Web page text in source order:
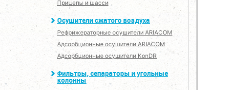
Прицепы и шасси
Осушители сжатого воздуха
Рефрижераторные осушители ARIACOM
Адсорбционные осушители ARIACOM
Адсорбционные осушители KonDR
Фильтры, сепараторы и угольные
колонны